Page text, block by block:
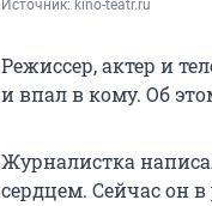
Источник: kino-teatr.ru
Режиссер, актер и
и впал в кому. Об
Журналистка
сердцем. Сейчас он